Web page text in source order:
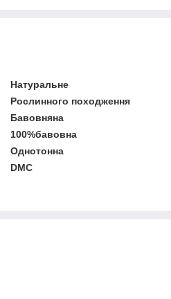
Натуральне
Рослинного походження
Бавовняна
100%бавовна
Однотонна
DMC